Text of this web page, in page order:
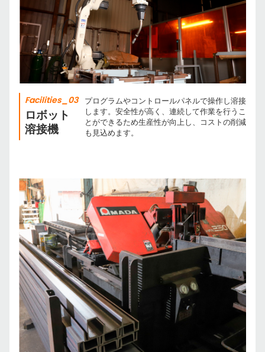
Facilities_03
ロボット
溶接機
プログラムやコントロールパネルで操作し溶接
します。安全性が高く、連続して作業を行うこ
とができるため生産性が向上し、コストの削減
も見込めます。